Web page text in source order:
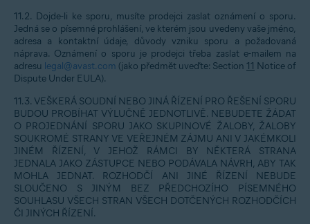
11.2. Dojde-li ke sporu, musíte prodejci zaslat oznámení o sporu.
Jedná se o písemné prohlášení, ve kterém jsou uvedeny vaše jméno,
adresa a kontaktní údaje, důvody vzniku sporu a požadovaná
náprava. Oznámení o sporu je prodejci třeba zaslat e-mailem na
adresu legal@avast.com (jako předmět uveďte: Section 11 Notice of
Dispute Under EULA).
11.3. VEŠKERÁ SOUDNÍ NEBO JINÁ ŘÍZENÍ PRO ŘEŠENÍ SPORU
BUDOU PROBÍHAT VÝLUČNĚ JEDNOTLIVĚ. NEBUDETE ŽÁDAT
O PROJEDNÁNÍ SPORU JAKO SKUPINOVÉ ŽALOBY, ŽALOBY
SOUKROMÉ STRANY VE VEŘEJNÉM ZÁJMU ANI V JAKÉMKOLI
JINÉM ŘÍZENÍ, V JEHOŽ RÁMCI BY NĚKTERÁ STRANA
JEDNALA JAKO ZÁSTUPCE NEBO PODÁVALA NÁVRH, ABY TAK
MOHLA JEDNAT. ROZHODČÍ ANI JINÉ ŘÍZENÍ NEBUDE
SLOUČENO S JINÝM BEZ PŘEDCHOZÍHO PÍSEMNÉHO
SOUHLASU VŠECH STRAN VŠECH DOTČENÝCH ROZHODČÍCH
ČI JINÝCH ŘÍZENÍ.